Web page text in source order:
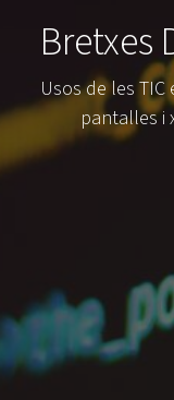
Bretxes
Usos de les
pantalles i